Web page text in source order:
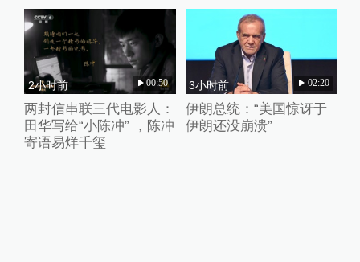
2小时前 00:50
两封信串联三代电影人：
田华写给“小陈冲” ，陈冲
寄语易烊千玺
3小时前 02:20
伊朗总统：“美国惊讶于
伊朗还没崩溃”